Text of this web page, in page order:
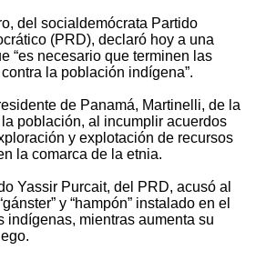
del socialdemócrata Partido
(PRD), declaró hoy a una
“es necesario que terminen las
la población indígena”.
de Panamá, Martinelli, de la
población, al incumplir acuerdos
y explotación de recursos
la comarca de la etnia.
Yassir Purcait, del PRD, acusó al
y “hampón” instalado en el
indígenas, mientras aumenta su